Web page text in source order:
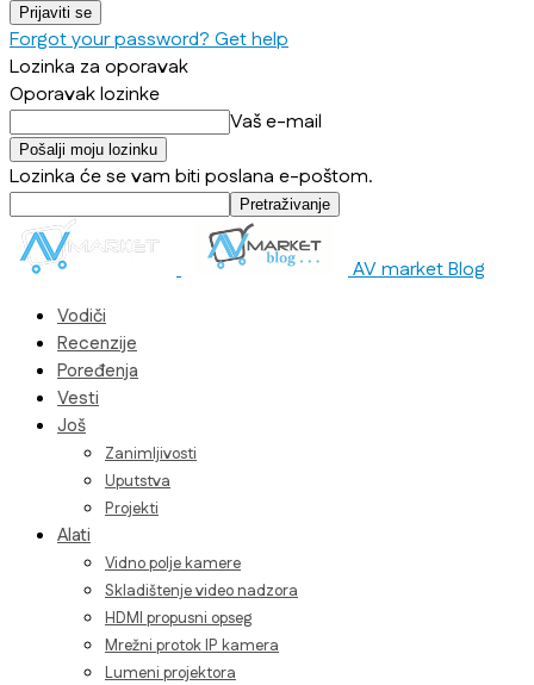
Forgot your password? Get help
Lozinka za oporavak
Oporavak lozinke
Vaš e-mail
Lozinka će se vam biti poslana e-poštom.
AV market Blog
Vodiči
Recenzije
Poređenja
Vesti
Još
Zanimljivosti
Uputstva
Projekti
Alati
Vidno polje kamere
Skladištenje video nadzora
HDMI propusni opseg
Mrežni protok IP kamera
Lumeni projektora